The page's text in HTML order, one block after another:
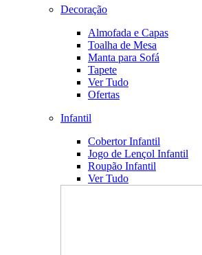
Decoração
Almofada e Capas
Toalha de Mesa
Manta para Sofá
Tapete
Ver Tudo
Ofertas
Infantil
Cobertor Infantil
Jogo de Lençol Infantil
Roupão Infantil
Ver Tudo